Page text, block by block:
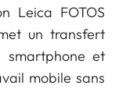
Leica FOTOS
un transfert
smartphone et
mobile sans